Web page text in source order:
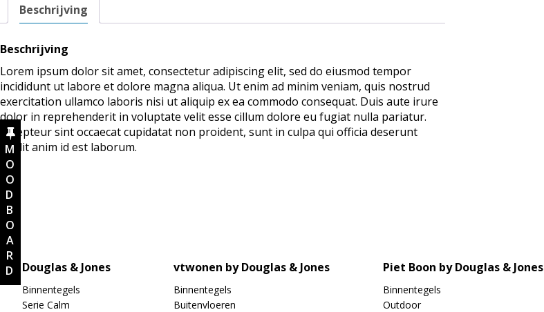
Beschrijving
Beschrijving
Lorem ipsum dolor sit amet, consectetur adipiscing elit, sed do eiusmod tempor
incididunt ut labore et dolore magna aliqua. Ut enim ad minim veniam, quis nostrud
exercitation ullamco laboris nisi ut aliquip ex ea commodo consequat. Duis aute irure
dolor in reprehenderit in voluptate velit esse cillum dolore eu fugiat nulla pariatur.
Excepteur sint occaecat cupidatat non proident, sunt in culpa qui officia deserunt
mollit anim id est laborum.
Douglas & Jones
Binnentegels
Serie Calm
vtwonen by Douglas & Jones
Binnentegels
Buitenvloeren
Piet Boon by Douglas & Jones
Binnentegels
Outdoor
MOODBOARD